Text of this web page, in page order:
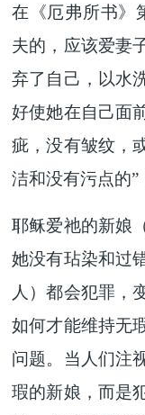
在《厄弗所书》
夫的，应该爱妻
弃了自己，以水
好使她在自己面
疵，没有皱纹，
洁和没有污点的”
耶稣爱祂的新娘
她没有玷染和过
人）都会犯罪，
如何才能维持无
问题。当人们注
瑕的新娘，而是